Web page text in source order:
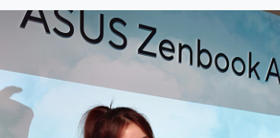
超懂拍、耐用 AI 街拍機~ realme 16 Pro 開箱評
防窺黑科技 Galaxy S26 Ultra系列保護貼怎麼選
AI 支付 一錶搞定大小事 Xiaomi Watch 5 開箱 評測
超驚艷 讓人一眼就愛上 LENOVO 聯想 Yoga
美到讓人超想擁有 moto pad 60 系列 與 Moto |
好用的 EaseUS Partition Master 讓您輕鬆的移除
一鍵修復模糊影片、舊照的 AI 好幫手!
小朋友才做選擇 投影機 RGB藍牙音響 氛圍情境